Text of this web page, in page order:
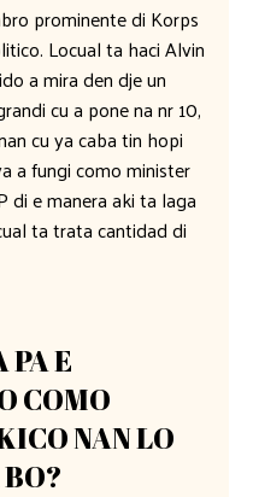
prominente di Korps
Locual ta haci Alvin
a mira den dje un
cu a pone na nr 10,
cu ya caba tin hopi
a fungi como minister
di e manera aki ta laga
ta trata cantidad di
PA E
COMO
NAN LO